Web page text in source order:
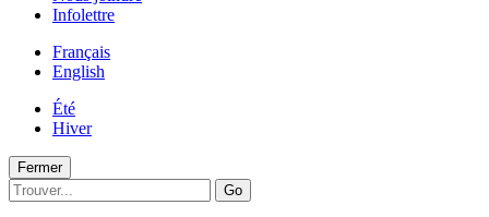
Infolettre
Français
English
Été
Hiver
Fermer
Go